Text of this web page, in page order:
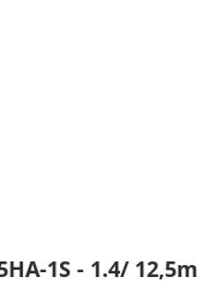
1S - 1.4/